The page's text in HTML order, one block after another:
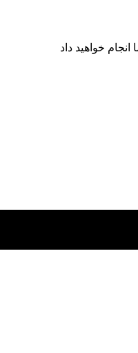
خواهید داد